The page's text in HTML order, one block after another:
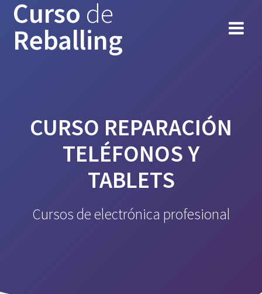
Curso de
Reballing
CURSO REPARACIÓN
TELÉFONOS Y
TABLETS
Cursos de electrónica profesional